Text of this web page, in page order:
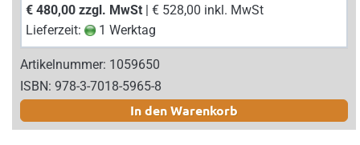
€ 480,00 zzgl. MwSt
| € 528,00 inkl. MwSt
Lieferzeit:
1 Werktag
Artikelnummer: 1059650
ISBN: 978-3-7018-5965-8
In den Warenkorb